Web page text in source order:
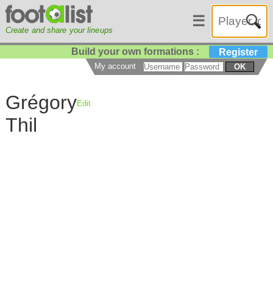
Create and share your lineups
☰
Build your own formations : Register
My account OK
Grégory
Thil
Edit